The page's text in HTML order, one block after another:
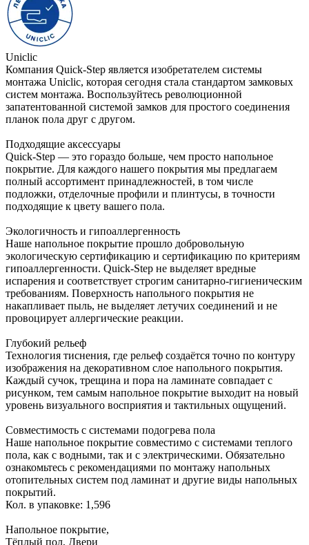
Uniclic
Компания Quick-Step является изобретателем системы
монтажа Uniclic, которая сегодня стала стандартом замковых
систем монтажа. Воспользуйтесь революционной
запатентованной системой замков для простого соединения
планок пола друг с другом.
Подходящие аксессуары
Quick-Step — это гораздо больше, чем просто напольное
покрытие. Для каждого нашего покрытия мы предлагаем
полный ассортимент принадлежностей, в том числе
подложки, отделочные профили и плинтусы, в точности
подходящие к цвету вашего пола.
Экологичность и гипоаллергенность
Наше напольное покрытие прошло добровольную
экологическую сертификацию и сертификацию по критериям
гипоаллергенности. Quick-Step не выделяет вредные
испарения и соответствует строгим санитарно-гигиеническим
требованиям. Поверхность напольного покрытия не
накапливает пыль, не выделяет летучих соединений и не
провоцирует аллергические реакции.
Глубокий рельеф
Технология тиснения, где рельеф создаётся точно по контуру
изображения на декоративном слое напольного покрытия.
Каждый сучок, трещина и пора на ламинате совпадает с
рисунком, тем самым напольное покрытие выходит на новый
уровень визуального восприятия и тактильных ощущений.
Совместимость с системами подогрева пола
Наше напольное покрытие совместимо с системами теплого
пола, как с водными, так и с электрическими. Обязательно
ознакомьтесь с рекомендациями по монтажу напольных
отопительных систем под ламинат и другие виды напольных
покрытий.
Кол. в упаковке: 1,596
Напольное покрытие,
Тёплый пол, Двери